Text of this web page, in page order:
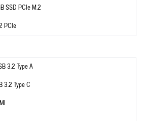
SSD PCIe M.2
PCIe
3.2 Type A
3.2 Type C